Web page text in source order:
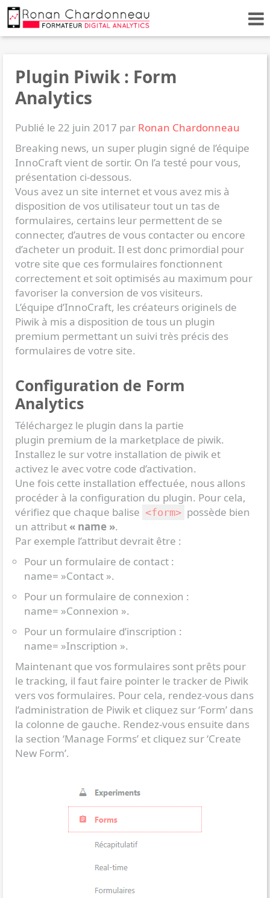
Plugin Piwik : Form
Analytics
Publié le 22 juin 2017 par Ronan Chardonneau
Breaking news, un super plugin signé de l’équipe
InnoCraft vient de sortir. On l’a testé pour vous,
présentation ci-dessous.
Vous avez un site internet et vous avez mis à
disposition de vos utilisateur tout un tas de
formulaires, certains leur permettent de se
connecter, d’autres de vous contacter ou encore
d’acheter un produit. Il est donc primordial pour
votre site que ces formulaires fonctionnent
correctement et soit optimisés au maximum pour
favoriser la conversion de vos visiteurs.
L’équipe d’InnoCraft, les créateurs originels de
Piwik à mis a disposition de tous un plugin
premium permettant un suivi très précis des
formulaires de votre site.
Configuration de Form
Analytics
Téléchargez le plugin dans la partie
plugin premium de la marketplace de piwik.
Installez le sur votre installation de piwik et
activez le avec votre code d’activation.
Une fois cette installation effectuée, nous allons
procéder à la configuration du plugin. Pour cela,
vérifiez que chaque balise
form
possède bien
un attribut « name ».
Par exemple l’attribut devrait être :
Pour un formulaire de contact :
name= »Contact ».
Pour un formulaire de connexion :
name= »Connexion ».
Pour un formulaire d’inscription :
name= »Inscription ».
Maintenant que vos formulaires sont prêts pour
le tracking, il faut faire pointer le tracker de Piwik
vers vos formulaires. Pour cela, rendez-vous dans
l’administration de Piwik et cliquez sur ‘Form’ dans
la colonne de gauche. Rendez-vous ensuite dans
la section ‘Manage Forms’ et cliquez sur ‘Create
New Form’.